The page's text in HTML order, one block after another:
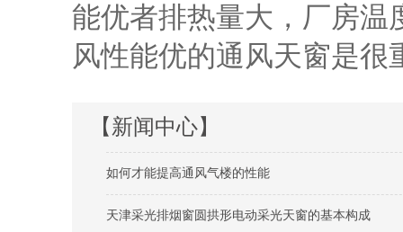
能优者排热量大，厂房温
风性能优的通风天窗是很
【新闻中心】
如何才能提高通风气楼的性能
天津采光排烟窗圆拱形电动采光天窗的基本构成